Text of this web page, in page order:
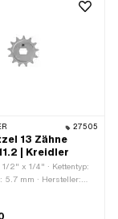
27505
13 Zähne
| Kreidler
1/2" x 1/4" · Kettentyp:
5.7 mm · Hersteller: